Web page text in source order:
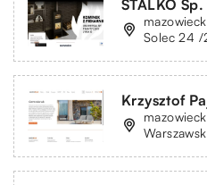
STALKO
Solec 24 /
Krzysztof